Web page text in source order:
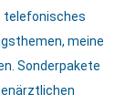
telefonisches
meine
Sonderpakete